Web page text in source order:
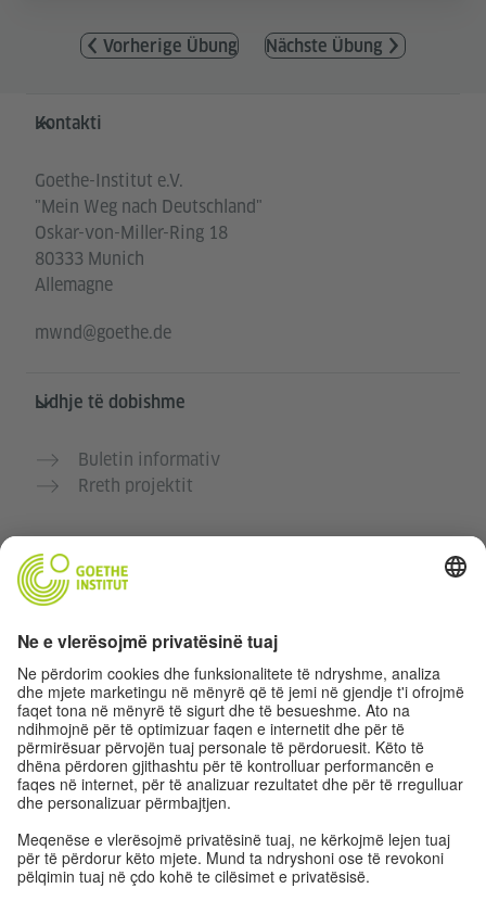
Vorherige Übung Nächste Übung
Service- und Informationsbereich
Kontakti
Goethe-Institut e.V.
"Mein Weg nach Deutschland"
Oskar-von-Miller-Ring 18
80333 Munich
Allemagne
mwnd@goethe.de
Lidhje të dobishme
Buletin informativ
Rreth projektit
Faqe të tjera interneti
Komuniteti “Gjermanisht për ty”
Ushtro gjermanisht falas
Kurse gjermanisht të Goethe-Institutit
Portali për mësuesit „Deutschstunde“
Privatësia dhe Qasja pa pengesa
Rregullimet e sferës private